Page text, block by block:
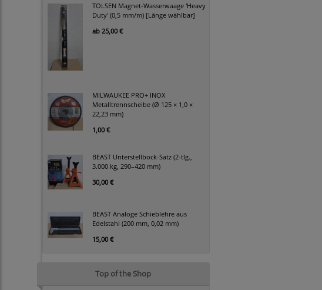
TOLSEN Magnet-Wasserwaage 'Heavy
Duty' (0,5 mm/m) [Länge wählbar]
ab 25,00 €
MILWAUKEE PRO+ INOX
Metalltrennscheibe (Ø 125 × 1,0 ×
22,23 mm)
1,00 €
BEAST Unterstellbock-Satz (2-tlg.,
3.000 kg, 290–420 mm)
30,00 €
BEAST Analoge Schieblehre aus
Edelstahl (200 mm, 0,02 mm)
15,00 €
Top of the Shop